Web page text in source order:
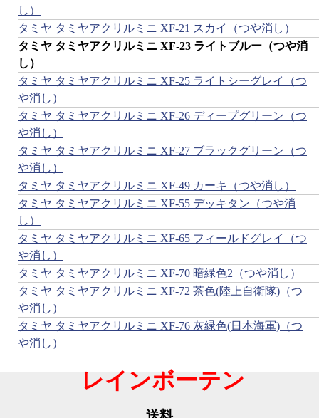
し）
タミヤ タミヤアクリルミニ XF-21 スカイ（つや消し）
タミヤ タミヤアクリルミニ XF-23 ライトブルー（つや消
し）
タミヤ タミヤアクリルミニ XF-25 ライトシーグレイ（つ
や消し）
タミヤ タミヤアクリルミニ XF-26 ディープグリーン（つ
や消し）
タミヤ タミヤアクリルミニ XF-27 ブラックグリーン（つ
や消し）
タミヤ タミヤアクリルミニ XF-49 カーキ（つや消し）
タミヤ タミヤアクリルミニ XF-55 デッキタン（つや消
し）
タミヤ タミヤアクリルミニ XF-65 フィールドグレイ（つ
や消し）
タミヤ タミヤアクリルミニ XF-70 暗緑色2（つや消し）
タミヤ タミヤアクリルミニ XF-72 茶色(陸上自衛隊)（つ
や消し）
タミヤ タミヤアクリルミニ XF-76 灰緑色(日本海軍)（つ
や消し）
レインボーテン